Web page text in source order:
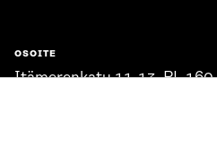
OSOITE
Itämerenkatu 11-13, PL 160,